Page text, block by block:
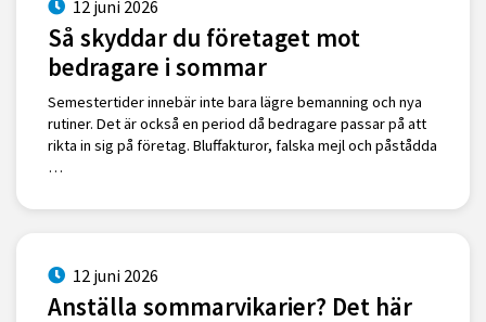
12 juni 2026
Så skyddar du företaget mot
bedragare i sommar
Semestertider innebär inte bara lägre bemanning och nya
rutiner. Det är också en period då bedragare passar på att
rikta in sig på företag. Bluffakturor, falska mejl och påstådda
…
12 juni 2026
Anställa sommarvikarier? Det här